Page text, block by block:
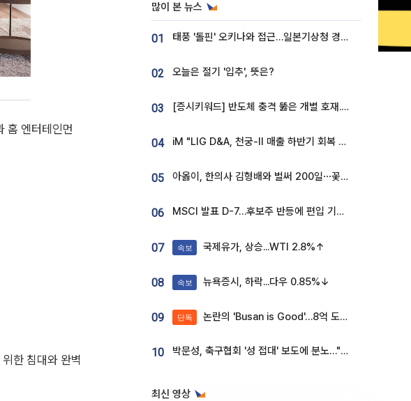
홈 엔터테인먼
한 침대와 완벽
많이 본 뉴스
01 태풍 '돌핀' 오키나와 접근…일본기상청 경로 업데이트
02 오늘은 절기 '입추', 뜻은?
03 [증시키워드] 반도체 충격 뚫은 개별 호재...포스코퓨처엠·에코프로·한화솔루션 '눈길'
04 iM "LIG D&A, 천궁-II 매출 하반기 회복 전망…방산 톱픽 유지"
05 아옳이, 한의사 김형배와 벌써 200일⋯꽃다발 들고 "프러포즈 아냐"
06 MSCI 발표 D-7…후보주 반등에 편입 기대 재점화
07 속보 국제유가, 상승...WTI 2.8%↑
08 속보 뉴욕증시, 하락...다우 0.85%↓
09 단독 논란의 'Busan is Good'…8억 도시브랜드, 용산 대통령실 CI 업체가 수행
10 박문성, 축구협회 '성 접대' 보도에 분노…"다 말아먹으려고 작정했나"
최신 영상